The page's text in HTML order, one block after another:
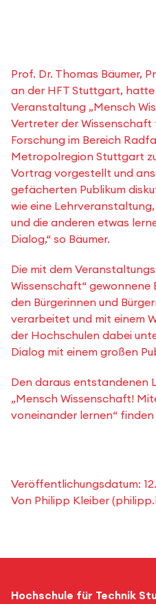
Prof. Dr. Thomas Bäumer,
an der HFT Stuttgart,
Veranstaltung „Mensch
Vertreter der Wissenschaft
Forschung im Bereich
Metropolregion Stuttgart
Vortrag vorgestellt und
gefächerten Publikum
wie eine
und die anderen etwas
Dialog,“ so Bäumer.
Die mit dem
Wissenschaft“ gewonnene
den Bürgerinnen und
verarbeitet und mit einem
der Hochschulen dabei
Dialog mit einem großen
Den daraus entstandenen
„Mensch Wissenschaft!
voneinander lernen“ finden
Veröffentlichungsdatum:
Von Philipp Kleiber (
Hochschule für Technik